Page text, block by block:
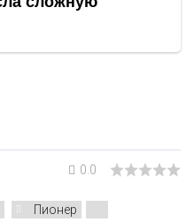
0.0
Пионер